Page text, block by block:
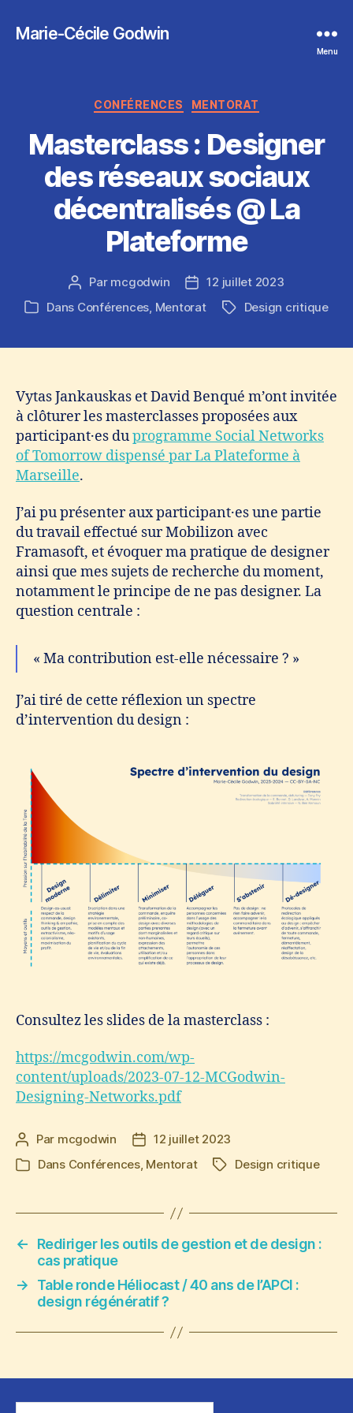
Marie-Cécile Godwin
Menu
Catégories
CONFÉRENCES MENTORAT
Masterclass : Designer
des réseaux sociaux
décentralisés @ La
Plateforme
Auteur
de
Par mcgodwin
Date
l’article
12 juillet 2023
Catégories
Dans Conférences Mentorat Étiquettes
Design critique
Vytas Jankauskas et David Benqué m’ont invitée
à clôturer les masterclasses proposées aux
participant·es duprogramme Social Networks
of Tomorrow dispensé par La Plateforme à
Marseille.
J’ai pu présenter aux participant·es une partie
du travail effectué sur Mobilizon avec
Framasoft, et évoquer ma pratique de designer
ainsi que mes sujets de recherche du moment,
notamment le principe de ne pas designer. La
question centrale :
« Ma contribution est-elle nécessaire ? »
J’ai tiré de cette réflexion un spectre
d’intervention du design :
Consultez les slides de la masterclass :
https://mcgodwin.com/wp-
content/uploads/2023-07-12-MCGodwin-
Designing-Networks.pdf
Auteur
de
l’article
Par mcgodwin
Date
l’article
12 juillet 2023
Catégories
Dans Conférences, Mentorat Étiquettes
Design critique
←
Rediriger les outils de gestion et de design :
cas pratique
→
Table ronde Héliocast / 40 ans de l’APCI :
design régénératif ?